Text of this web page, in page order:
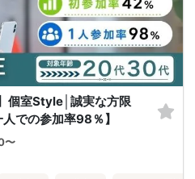
個室Style│誠実な方限
での参加率98％】
〜